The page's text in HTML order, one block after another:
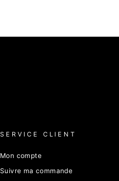
SERVICE CLIENT
Mon compte
Suivre ma commande